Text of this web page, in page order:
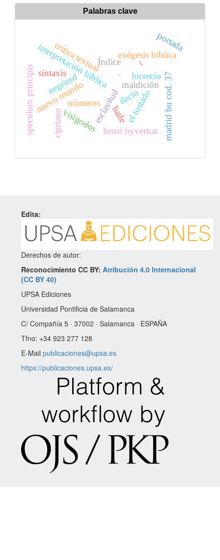
Palabras clave
--
-
Índice
esclavitud
interpretación bíblica maldición
negritud
nuevo mundo madrid bu cod. 37
el tostado
números
exégesis bíblica
speculum principis visigodos
cipriano
decio
portada
henri hyvernat
lucrecio
crítica textual
sintaxis
baile
Edita:
Derechos de autor:
Reconocimiento CC BY: Atribución 4.0 Internacional
(CC BY 40)
UPSA Ediciones
Universidad Pontificia de Salamanca
C/ Compañía 5 · 37002 · Salamanca · ESPAÑA
Tfno: +34 923 277 128
E-Mail publicaciones@upsa.es
https://publicaciones.upsa.es/